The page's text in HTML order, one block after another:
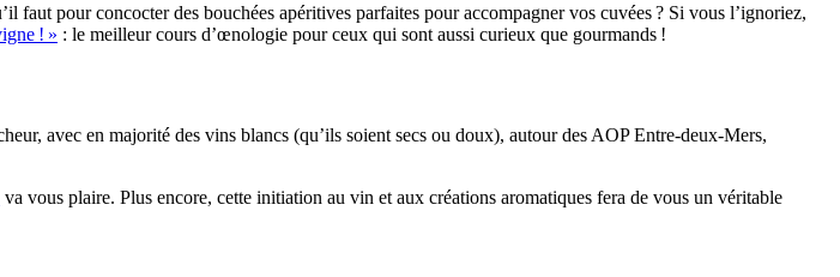
pour concocter des bouchées apéritives parfaites pour accompagner vos cuvées ? Si vous l’ignoriez,
! » : le meilleur cours d’œnologie pour ceux qui sont aussi curieux que gourmands !
avec en majorité des vins blancs (qu’ils soient secs ou doux), autour des AOP Entre-deux-Mers,
va vous plaire. Plus encore, cette initiation au vin et aux créations aromatiques fera de vous un véritable